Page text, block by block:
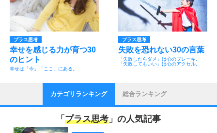
プラス思考
幸せを感じる力が育つ30
のヒント
幸せは「今」「ここ」にある。
プラス思考
失敗を恐れない30の言葉
「失敗したらダメ」は心のブレーキ。
「失敗してもいい」は心のアクセル。
カテゴリランキング 総合ランキング
「 プラス思考 」の人気記事